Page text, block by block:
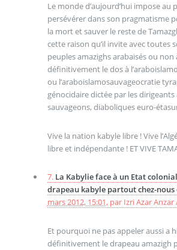
Le monde d’aujourd’hui impose au
persévérer dans son pragmatisme
la mort et sauver le reste de
cette raison qu’il invite avec toutes
peuples amazighs arabaisés ou
définitivement le dos à
ou l’araboislamosauvageocratie
génocidaire dictée par les dirigeants
sauvageons, diaboliques euro-
Vive la nation kabyle libre ! Vive
libre et indépendante ! ET VIVE
7. La Kabylie face à un Etat
drapeau kabyle partout chez-nous
mars 2012, 15:01, par Izri Azar Anzar
Et pourquoi ne pas appeler aussi a
définitivement le drapeau amazigh